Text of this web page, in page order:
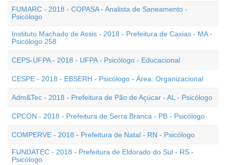
FUMARC - 2018 - COPASA - Analista de Saneamento -
Psicólogo
Instituto Machado de Assis - 2018 - Prefeitura de Caxias - MA -
Psicólogo 258
CEPS-UFPA - 2018 - UFPA - Psicólogo - Educacional
CESPE - 2018 - EBSERH - Psicólogo - Área: Organizacional
Adm&Tec - 2018 - Prefeitura de Pão de Açúcar - AL - Psicólogo
CPCON - 2018 - Prefeitura de Serra Branca - PB - Psicólogo
COMPERVE - 2018 - Prefeitura de Natal - RN - Psicólogo
FUNDATEC - 2018 - Prefeitura de Eldorado do Sul - RS -
Psicólogo